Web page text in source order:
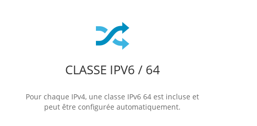
CLASSE IPV6 / 64
Pour chaque IPv4, une classe IPv6 64 est incluse et
peut être configurée automatiquement.